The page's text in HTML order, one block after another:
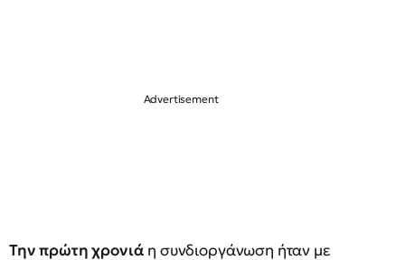
Την πρώτη χρονιά η συνδιοργάνωση ήταν με